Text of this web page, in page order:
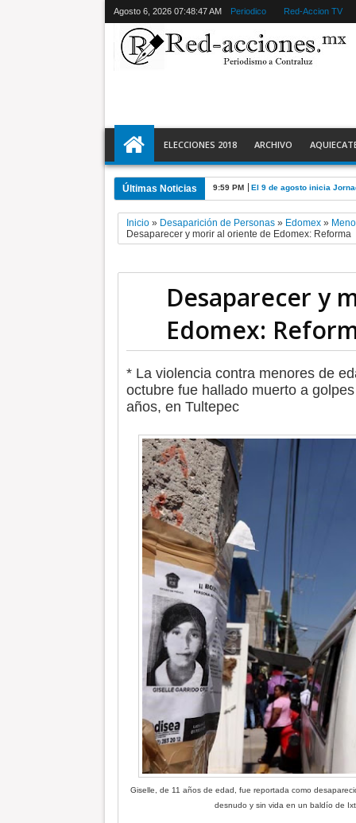
Agosto 6, 2026 07:48:48 AM Periodico Red-Accion TV
ELECCIONES 2018 ARCHIVO
Últimas Noticias 9:59 PM El 9 de agosto inicia
Inicio» Desaparición de Personas» Edomex»
Desaparecer y morir al oriente de Edomex: Reforma
Desaparecer y
Edomex:
* La violencia contra menores de
octubre fue hallado muerto a
años, en Tultepec
Giselle, de 11 años de edad, fue reportada como
desnudo y sin vida en un baldío de